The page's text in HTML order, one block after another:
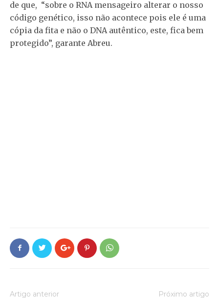
de que, “sobre o RNA mensageiro alterar o nosso
código genético, isso não acontece pois ele é uma
cópia da fita e não o DNA autêntico, este, fica bem
protegido”, garante Abreu.
Artigo anterior Próximo artigo